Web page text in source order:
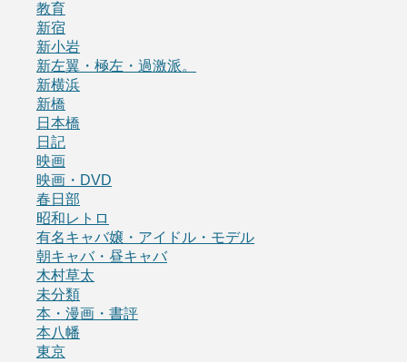
教育
新宿
新小岩
新左翼・極左・過激派。
新横浜
新橋
日本橋
日記
映画
映画・DVD
春日部
昭和レトロ
有名キャバ嬢・アイドル・モデル
朝キャバ・昼キャバ
木村草太
未分類
本・漫画・書評
本八幡
東京